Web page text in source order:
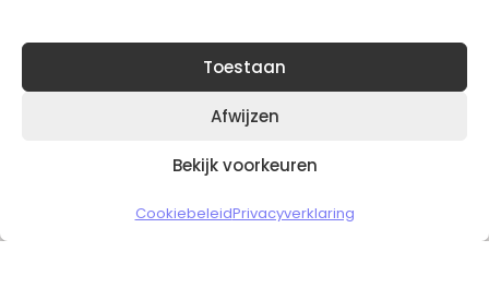
Toestaan
Afwijzen
Bekijk voorkeuren
CookiebeleidPrivacyverklaring